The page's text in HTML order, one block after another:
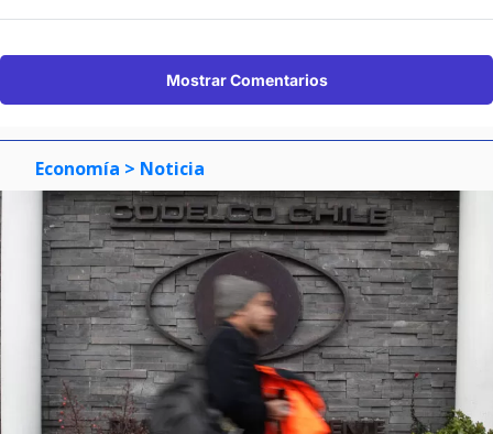
Mostrar Comentarios
Economía > Noticia